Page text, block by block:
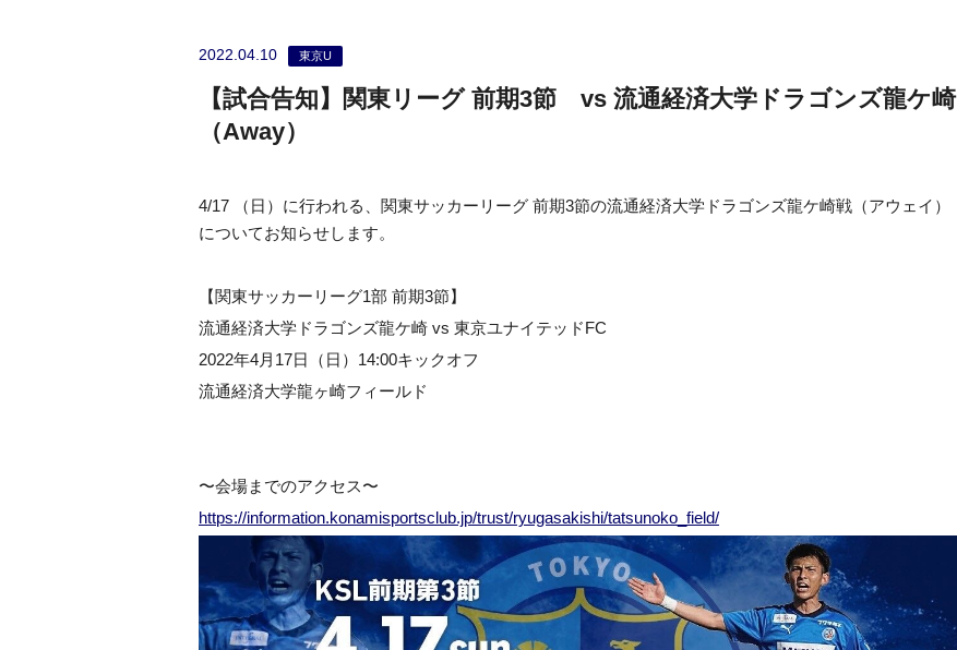
2022.04.10 東京U
【試合告知】関東リーグ 前期3節 vs 流通経済大学ドラゴンズ龍ケ崎
（Away）
4/17 （日）に行われる、関東サッカーリーグ 前期3節の流通経済大学ドラゴンズ龍ケ崎戦（アウェイ）
についてお知らせします。
【関東サッカーリーグ1部 前期3節】
流通経済大学ドラゴンズ龍ケ崎 vs 東京ユナイテッドFC
2022年4月17日（日）14:00キックオフ
流通経済大学龍ヶ崎フィールド
〜会場までのアクセス〜
https://information.konamisportsclub.jp/trust/ryugasakishi/tatsunoko_field/